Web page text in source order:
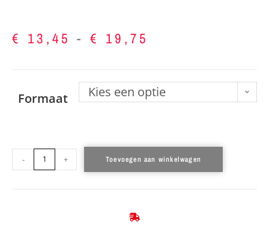
€ 13,45 - € 19,75
Formaat Kies een optie
- + Toevoegen aan winkelwagen